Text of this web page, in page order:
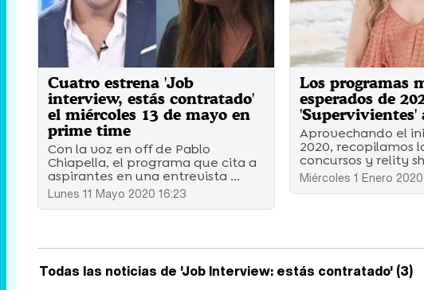
Cuatro estrena 'Job
interview, estás contratado'
el miércoles 13 de mayo en
prime time
Con la voz en off de Pablo
Chiapella, el programa que cita a
aspirantes en una entrevista ...
Lunes 11 Mayo 2020 16:23
Los programas
esperados de
'Supervivientes'
Aprovechando el
2020, recopilamos
concursos y relity
Miércoles 1 Enero 2020
Todas las noticias de 'Job Interview: estás contratado' (3)